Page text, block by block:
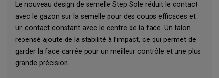
Le nouveau design de semelle Step Sole réduit le contact
avec le gazon sur la semelle pour des coups efficaces et
un contact constant avec le centre de la face. Un talon
repensé ajoute de la stabilité à l’impact, ce qui permet de
garder la face carrée pour un meilleur contrôle et une plus
grande précision.